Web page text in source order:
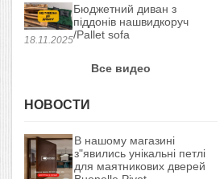
18.11.2025
Бюджетний диван з
піддонів нашвидкоруч
/Pallet sofa
Все видео
НОВОСТИ
В нашому магазині
з"явились унікальні петлі
для маятникових дверей